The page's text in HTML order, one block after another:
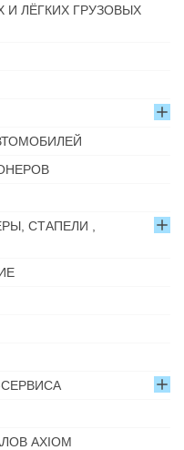
И ЛЁГКИХ ГРУЗОВЫХ
СТАПЕЛИ ,
AXIOM